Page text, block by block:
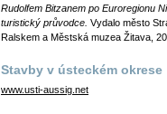
Rudolfem Bitzanem po Euroregionu
turistický průvodce. Vydalo město
Ralskem a Městská muzea Žitava,
Stavby v ústeckém okrese
www.usti-aussig.net